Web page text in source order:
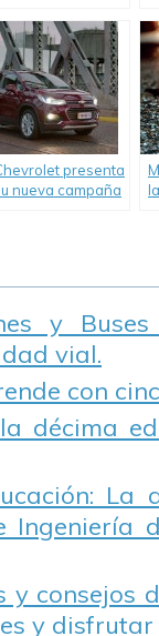
presenta
nueva campaña
y
vial.
con
décima
La
Ingeniería
y consejos
y disfrutar